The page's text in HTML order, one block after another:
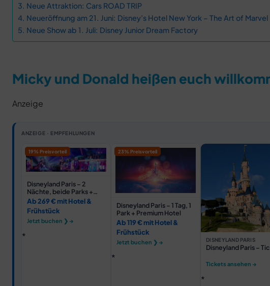
Neue Attraktion: Cars ROAD TRIP
Neueröffnung am 21. Juni: Disney’s Hotel New York – The Art of Marvel
Neue Show ab 1. Juli: Disney Junior Dream Factory
Micky und Donald heißen euch
Anzeige
ANZEIGE · EMPFEHLUNGEN
19% Preisvorteil
Disneyland Paris – 2
Nächte, beide Parks +
Hotel
Ab 269 € mit Hotel &
Frühstück
Jetzt buchen ❯ →
23% Preisvorteil
Disneyland Paris – 1 Tag, 1
Park + Premium Hotel
Ab 119 € mit Hotel &
Frühstück
Jetzt buchen ❯ → DISNEYLAND PARIS
Disneyland Paris –
Tickets ansehen →